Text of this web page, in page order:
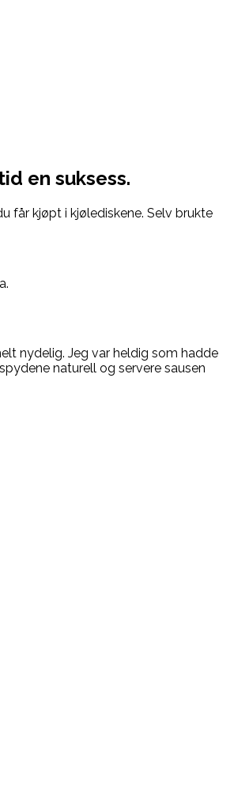
en suksess.
får kjøpt i kjølediskene. Selv brukte
nydelig. Jeg var heldig som hadde
naturell og servere sausen